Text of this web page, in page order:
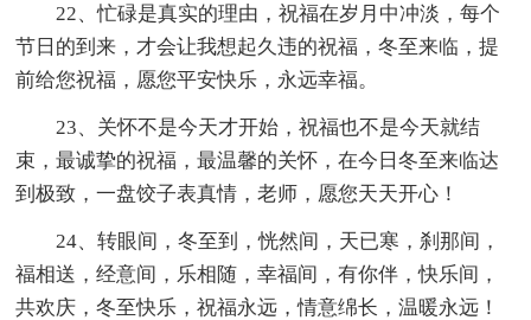
22、忙碌是真实的理由，祝福在岁月中冲淡，每个
节日的到来，才会让我想起久违的祝福，冬至来临，提
前给您祝福，愿您平安快乐，永远幸福。
23、关怀不是今天才开始，祝福也不是今天就结
束，最诚挚的祝福，最温馨的关怀，在今日冬至来临达
到极致，一盘饺子表真情，老师，愿您天天开心！
24、转眼间，冬至到，恍然间，天已寒，刹那间，
福相送，经意间，乐相随，幸福间，有你伴，快乐间，
共欢庆，冬至快乐，祝福永远，情意绵长，温暖永远！